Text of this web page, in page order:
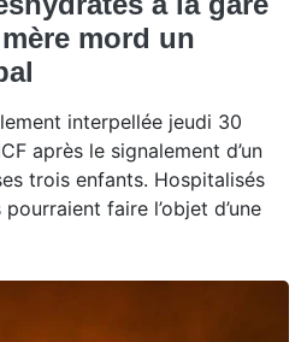
mord un
interpellée jeudi 30
après le signalement d’un
trois enfants. Hospitalisés
faire l’objet d’une